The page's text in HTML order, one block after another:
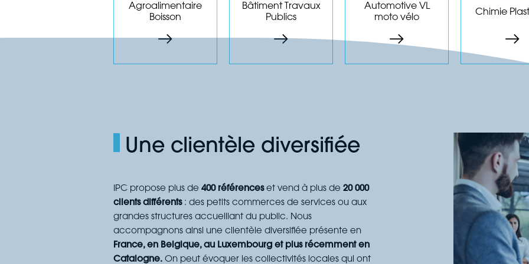
Agroalimentaire
Boisson
embouteillage...
Les produits
Bâtiment Travaux
Publics
Les produits
Automotive VL
moto vélo
Les produits
Chimie
Les
Une clientèle diversifiée
IPC propose plus de 400 référenceset vend à plus de 20 000
clients différents: des petits commerces de services ou aux
grandes structures accueillant du public. Nous
accompagnons ainsi une clientèle diversifiée présente en
France, en Belgique, au Luxembourg et plus récemment en
Catalogne. On peut évoquer les collectivités locales qui ont